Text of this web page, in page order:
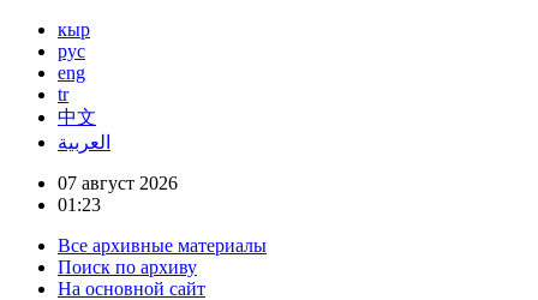
кыр
рус
eng
tr
中文
العربية
07 август 2026
01:23
Все архивные материалы
Поиск по архиву
На основной сайт